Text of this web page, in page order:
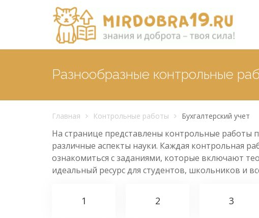
Разнообразные контрольные
Главная Контрольные работы Бухгалтерский учет
На странице представлены контрольные работы
различные аспекты науки. Каждая контрольная
ознакомиться с заданиями, которые включают
идеальный ресурс для студентов, школьников и
1 2 3